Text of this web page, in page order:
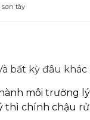
tây
bất kỳ đâu
môi trường
chính chậu